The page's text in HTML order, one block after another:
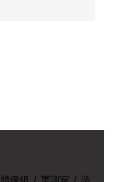
體保組 / 軍訓室 / 諮